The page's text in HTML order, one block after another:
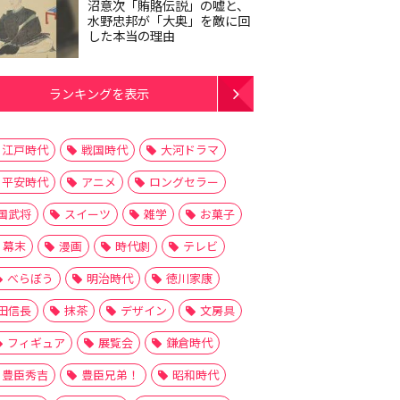
沼意次「賄賂伝説」の嘘と、
水野忠邦が「大奥」を敵に回
した本当の理由
ランキングを表示
江戸時代 戦国時代
大河ドラマ
平安時代
アニメ
ロングセラー
武将
スイーツ 雑学
お菓子
幕末
漫画 時代劇
テレビ
べらぼう
明治時代
徳川家康
信長
抹茶 デザイン
文房具
フィギュア
展覧会
鎌倉時代
豊臣秀吉
豊臣兄弟！
昭和時代